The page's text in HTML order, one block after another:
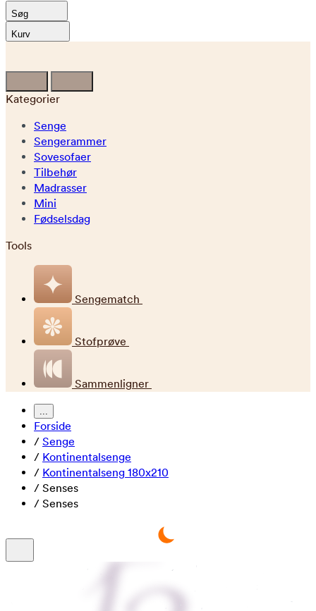
Søg
Kurv
Kategorier
Senge
Sengerammer
Sovesofaer
Tilbehør
Madrasser
Mini
Fødselsdag
Tools
Sengematch
Stofprøve
Sammenligner
...
Forside
/ Senge
/ Kontinentalsenge
/ Kontinentalseng 180x210
/ Senses
/ Senses